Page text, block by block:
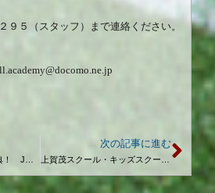
９５（スタッフ）まで連絡ください。
次の記事に進む